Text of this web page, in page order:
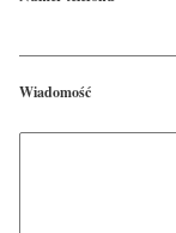
Wiadomość